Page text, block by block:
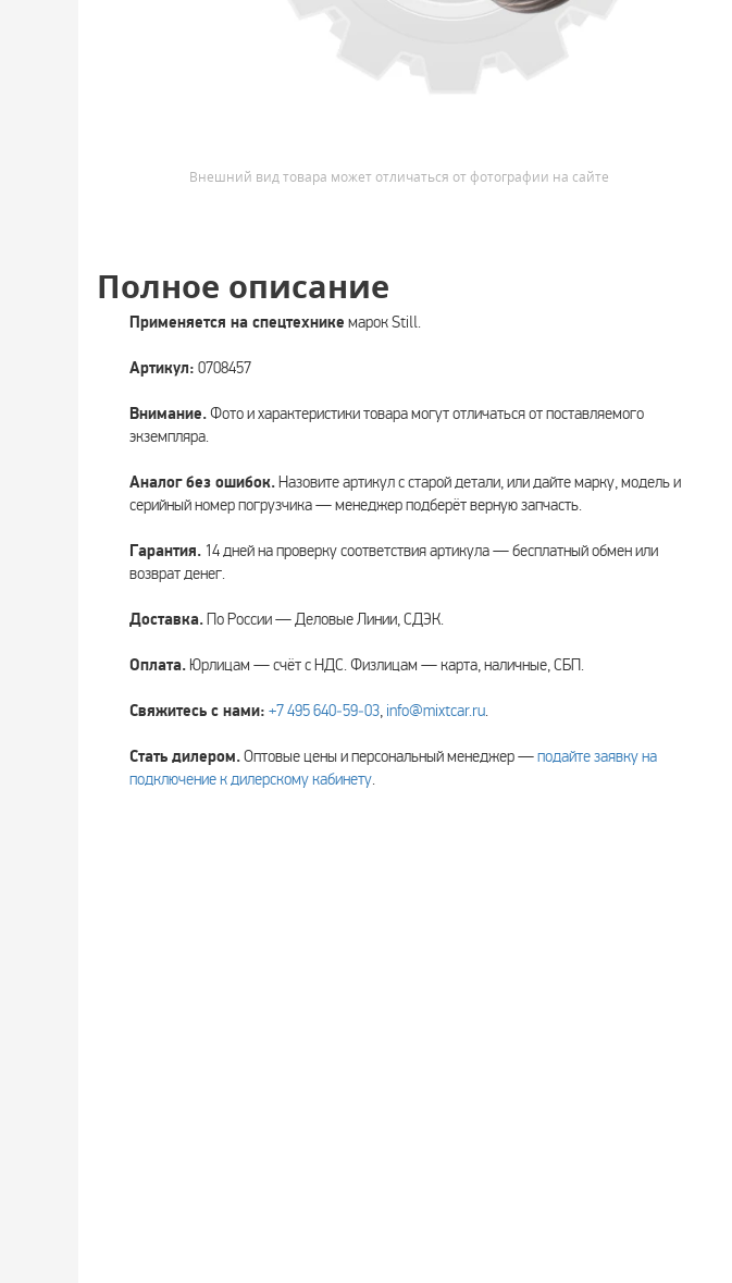
Внешний вид товара может отличаться от фотографии на сайте
Полное описание
Применяется на спецтехнике марок Still.
Артикул: 0708457
Внимание.Фото и характеристики товара могут отличаться от поставляемого
экземпляра.
Аналог без ошибок.Назовите артикул с старой детали, или дайте марку, модель и
серийный номер погрузчика — менеджер подберёт верную запчасть.
Гарантия. 14 дней на проверку соответствия артикула — бесплатный обмен или
возврат денег.
Доставка.По России — Деловые Линии, СДЭК.
Оплата. Юрлицам — счёт с НДС. Физлицам — карта, наличные, СБП.
Свяжитесь с нами: +7 495 640‑59‑03, info@mixtcar.ru.
Стать дилером.Оптовые цены и персональный менеджер —подайте заявку на
подключение к дилерскому кабинету.